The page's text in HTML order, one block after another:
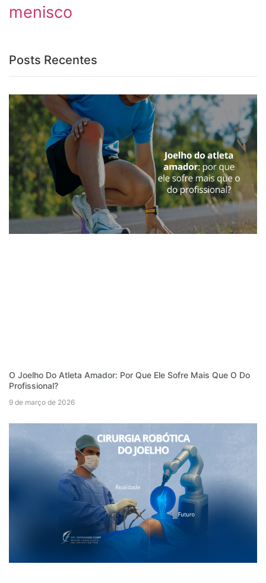
menisco
Posts Recentes
O Joelho Do Atleta Amador: Por Que Ele Sofre Mais Que O Do
Profissional?
9 de março de 2026